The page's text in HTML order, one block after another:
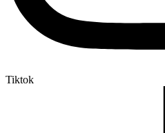
Tiktok